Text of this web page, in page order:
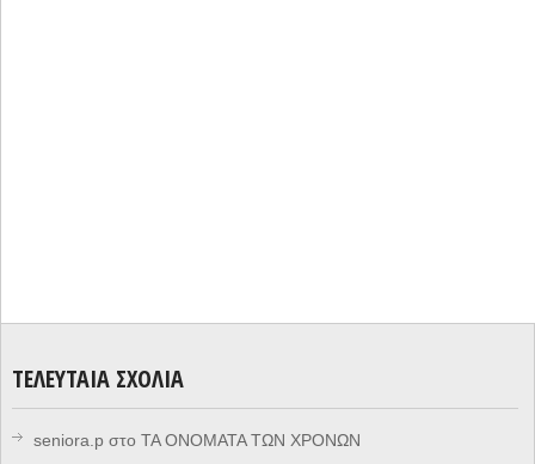
ΤΕΛΕΥΤΑΊΑ ΣΧΌΛΙΑ
seniora.p στο ΤΑ ΟΝΟΜΑΤΑ ΤΩΝ ΧΡΟΝΩΝ